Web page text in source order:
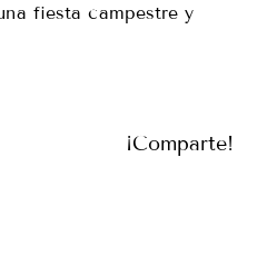
fiesta campestre y
¡Comparte!